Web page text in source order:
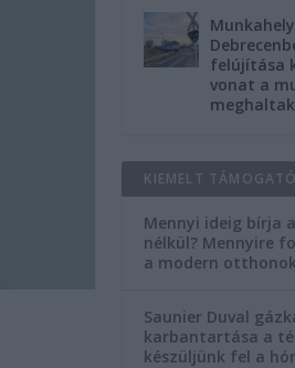
felújítása
vonat a
meghaltak
KIEMELT
Mennyi ideig bírja
nélkül? Mennyire
a modern
Saunier Duval
karbantartása a
készüljünk fel a